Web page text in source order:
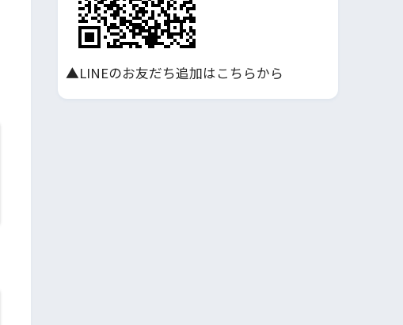
▲LINEのお友だち追加はこちらから